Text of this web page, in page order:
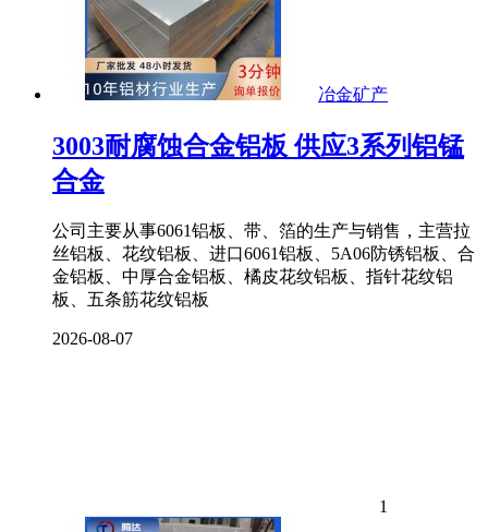
冶金矿产
3003耐腐蚀合金铝板 供应3系列铝锰
合金
公司主要从事6061铝板、带、箔的生产与销售，主营拉
丝铝板、花纹铝板、进口6061铝板、5A06防锈铝板、合
金铝板、中厚合金铝板、橘皮花纹铝板、指针花纹铝
板、五条筋花纹铝板
2026-08-07
1